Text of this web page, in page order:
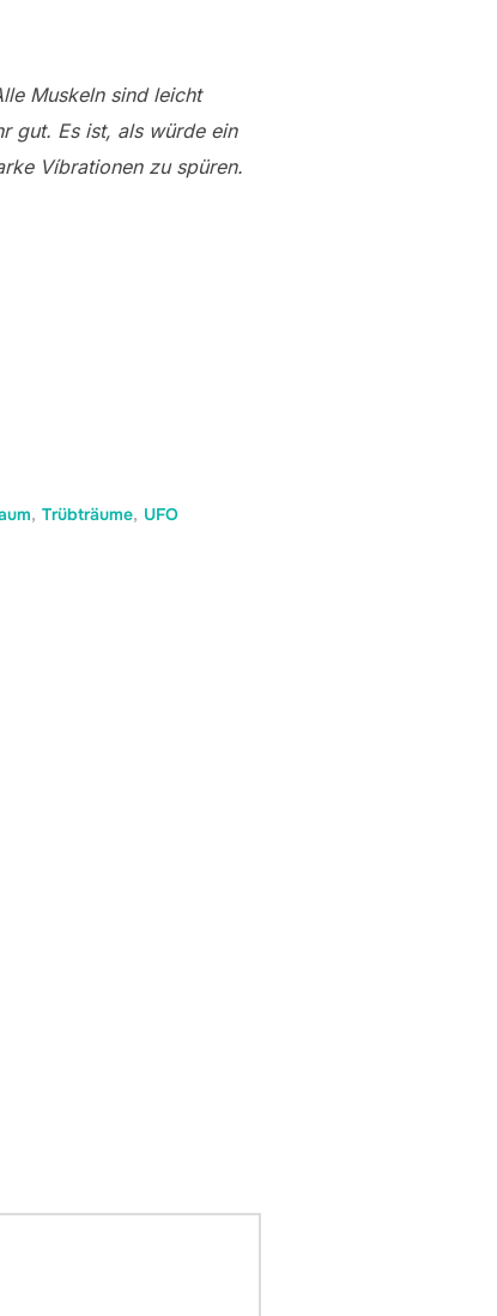
Muskeln sind leicht
gut. Es ist, als würde ein
Víbrationen zu spüren.
, Trübträume, UFO